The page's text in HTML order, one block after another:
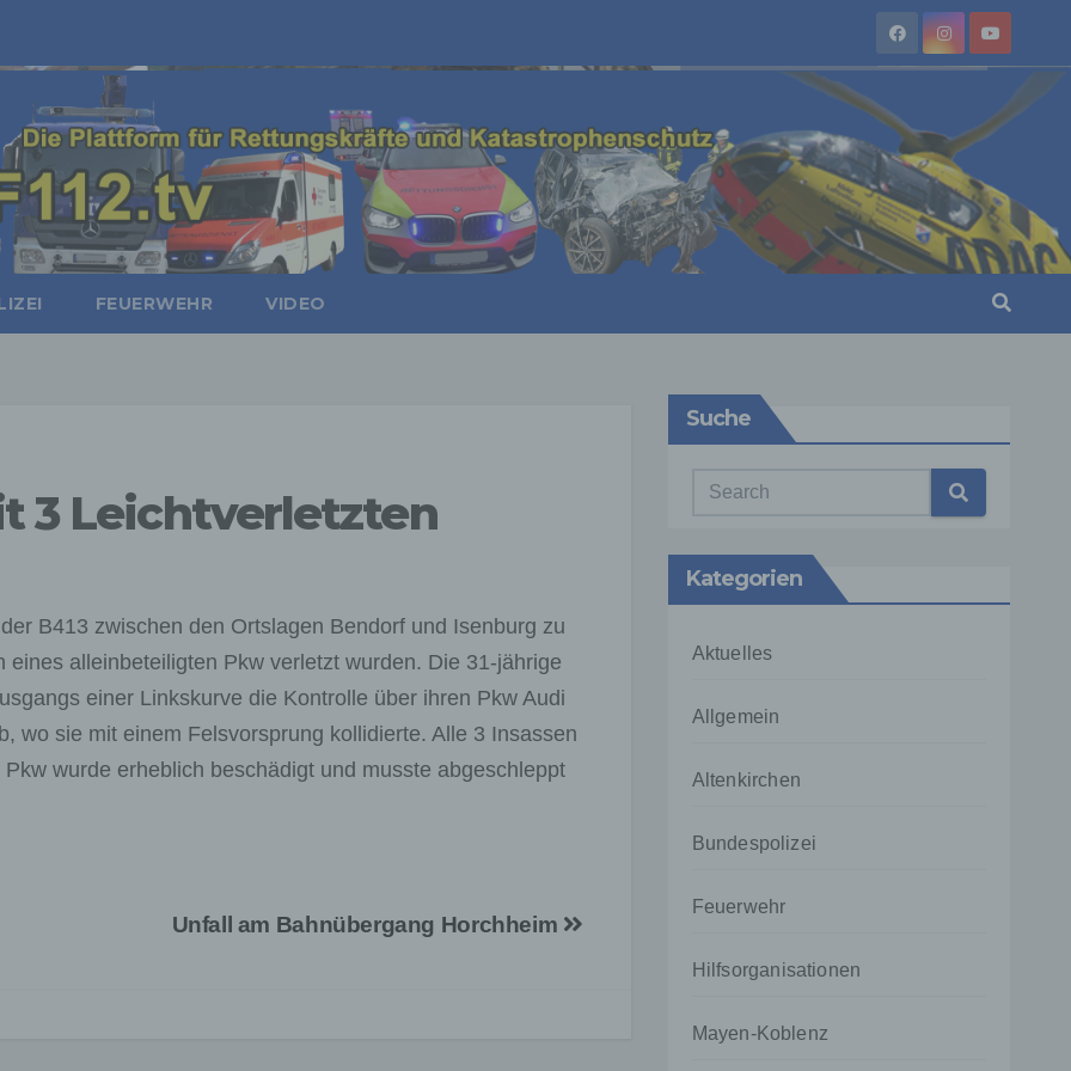
FEUERWEHR VIDEO
3 Leichtverletzten
B413 zwischen den Ortslagen Bendorf und Isenburg zu
alleinbeteiligten Pkw verletzt wurden. Die 31-jährige
einer Linkskurve die Kontrolle über ihren Pkw Audi
wo sie mit einem Felsvorsprung kollidierte. Alle 3 Insassen
wurde erheblich beschädigt und musste abgeschleppt
Unfall am Bahnübergang Horchheim
Suche
Kategorien
Aktuelles
Allgemein
Altenkirchen
Bundespolizei
Feuerwehr
Hilfsorganisationen
Mayen-Koblenz